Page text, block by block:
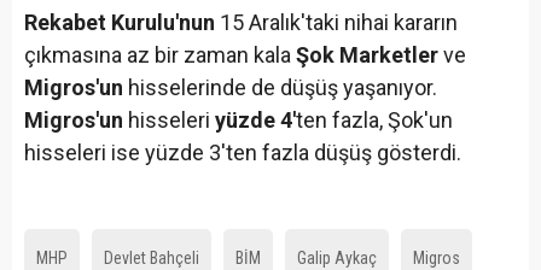
Rekabet Kurulu'nun 15 Aralık'taki nihai kararın
çıkmasına az bir zaman kalaŞok Marketlerve
Migros'un hisselerinde de düşüş yaşanıyor.
Migros'un hisseleri yüzde 4'ten fazla, Şok'un
hisseleri ise yüzde 3'ten fazla düşüş gösterdi.
MHP Devlet Bahçeli BİM Galip Aykaç Migros